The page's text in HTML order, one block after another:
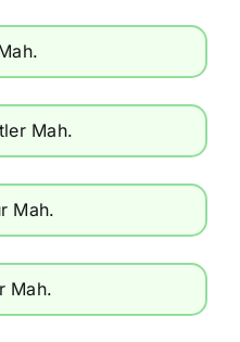
Mah.
Mah.
Mah.